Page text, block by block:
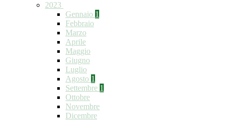
2023
Gennaio 1
Febbraio
Marzo
Aprile
Maggio
Giugno
Luglio
Agosto 1
Settembre 1
Ottobre
Novembre
Dicembre